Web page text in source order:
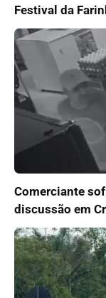
Festival da
Comerciante
discussão em